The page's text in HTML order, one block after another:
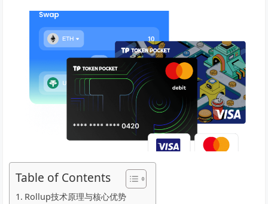
Table of Contents
Rollup技术原理与核心优势